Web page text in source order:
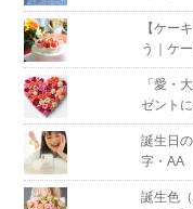
【ケー
う｜ケ
「愛・
ゼント
誕生日
字・AA
誕生色